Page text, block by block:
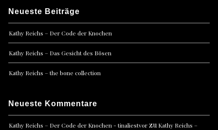
Neueste Beiträge
Kathy Reichs – Der Code der Knochen
Kathy Reichs – Das Gesicht des Bösen
Kathy Reichs – the bone collection
Neueste Kommentare
Kathy Reichs – Der Code der Knochen - tinaliestvorzu Kathy Reichs –